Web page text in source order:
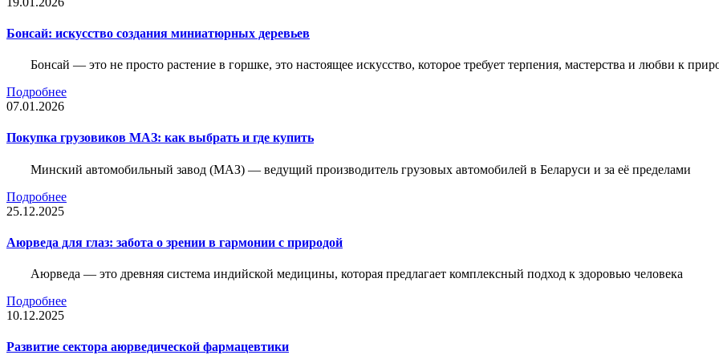
Бонсай: искусство создания миниатюрных деревьев
Бонсай — это не просто растение в горшке, это настоящее искусство, которое требует терпения, мастерства и любви к
Подробнее
07.01.2026
Покупка грузовиков МАЗ: как выбрать и где купить
Минский автомобильный завод (МАЗ) — ведущий производитель грузовых автомобилей в Беларуси и за её пределами
Подробнее
25.12.2025
Аюрведа для глаз: забота о зрении в гармонии с природой
Аюрведа — это древняя система индийской медицины, которая предлагает комплексный подход к здоровью человека
Подробнее
10.12.2025
Развитие сектора аюрведической фармацевтики